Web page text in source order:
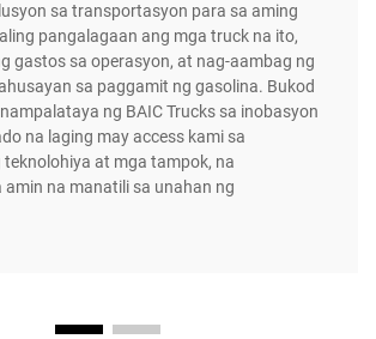
sa transportasyon para sa aming
pangalagaan ang mga truck na ito,
gastos sa operasyon, at nag-aambag ng
sa paggamit ng gasolina. Bukod
ng BAIC Trucks sa inobasyon
na laging may access kami sa
at mga tampok, na
na manatili sa unahan ng